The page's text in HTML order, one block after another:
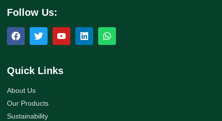
Follow Us:
Quick Links
About Us
Our Products
Sustainability